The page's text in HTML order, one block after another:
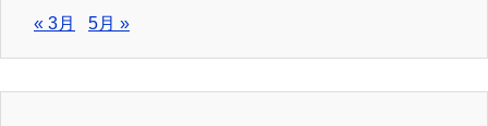
« 3月 5月 »